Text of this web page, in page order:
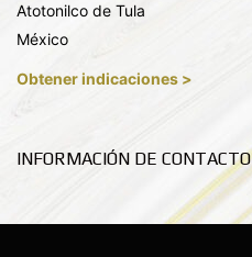
Atotonilco de Tula
México
Obtener indicaciones >
INFORMACIÓN DE CONTACTO